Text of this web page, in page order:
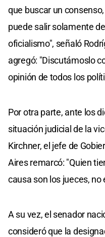
que buscar un
puede salir solamente
oficialismo", señaló
agregó: "Discutámoslo
opinión de todos los
Por otra parte, ante los
situación judicial de la
Kirchner, el jefe de
Aires remarcó: "Quien
causa son los jueces,
A su vez, el senador
consideró que la